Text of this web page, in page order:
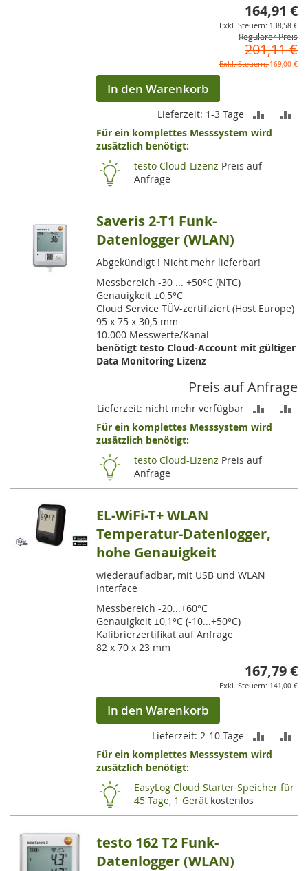
164,91 €
138,58 €
Regulärer Preis
201,11 €
169,00 €
In den Warenkorb
Lieferzeit: 1-3 Tage
ZUR
Für ein komplettes Messsystem wird
zusätzlich benötigt:
testo Cloud-Lizenz Preis auf
Anfrage
Saveris 2-T1 Funk-
Datenlogger (WLAN)
Abgekündigt ! Nicht mehr lieferbar!
Messbereich -30 ... +50°C (NTC)
Genauigkeit ±0,5°C
Cloud Service TÜV-zertifiziert (Host Europe)
95 x 75 x 30,5 mm
10.000 Messwerte/Kanal
benötigt testo Cloud-Account mit gültiger
Data Monitoring Lizenz
Preis auf Anfrage
Lieferzeit: nicht mehr verfügbar
ZUR
Für ein komplettes Messsystem wird
zusätzlich benötigt:
testo Cloud-Lizenz Preis auf
Anfrage
EL-WiFi-T+ WLAN
Temperatur-Datenlogger,
hohe Genauigkeit
wiederaufladbar, mit USB und WLAN
Interface
Messbereich -20...+60°C
Genauigkeit ±0,1°C (-10...+50°C)
Kalibrierzertifikat auf Anfrage
82 x 70 x 23 mm
167,79 €
141,00 €
In den Warenkorb
Lieferzeit: 2-10 Tage
ZUR
Für ein komplettes Messsystem wird
zusätzlich benötigt:
EasyLog Cloud Starter Speicher für
45 Tage, 1 Gerät kostenlos
testo 162 T2 Funk-
Datenlogger (WLAN)